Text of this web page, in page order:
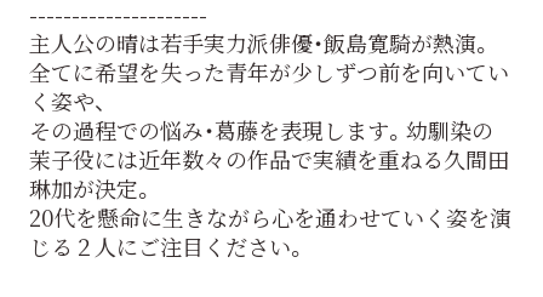
---------------------
主人公の晴は若手実力派俳優・飯島寛騎が熱演。
全てに希望を失った青年が少しずつ前を向いてい
く姿や、
その過程での悩み・葛藤を表現します。幼馴染の
茉子役には近年数々の作品で実績を重ねる久間田
琳加が決定。
20代を懸命に生きながら心を通わせていく姿を演
じる２人にご注目ください。